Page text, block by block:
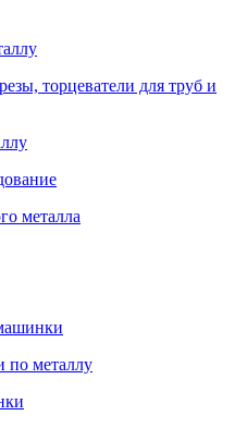
торцеватели для труб и
металла
по металлу